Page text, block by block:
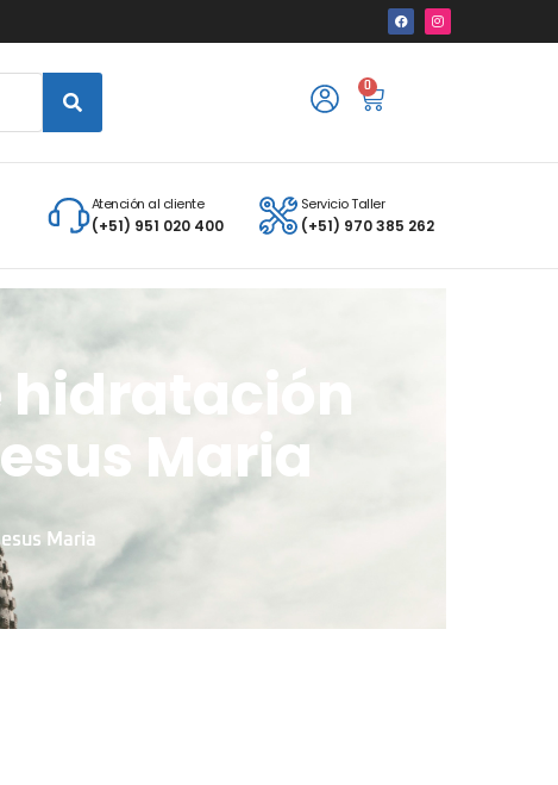
0
Atención al cliente
(+51) 951 020 400
Servicio Taller
(+51) 970 385 262
hidratación
Maria
Maria